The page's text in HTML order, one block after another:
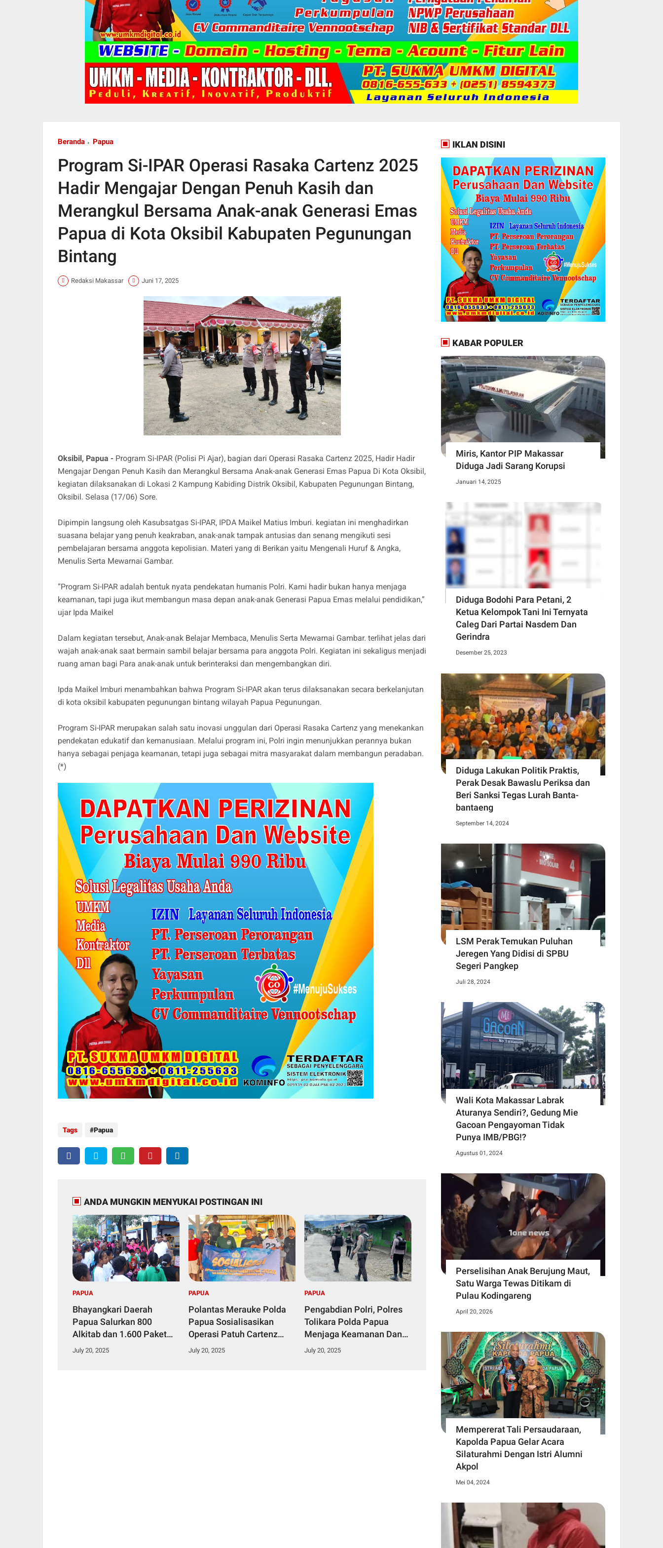
Beranda Papua
Program Si-IPAR Operasi Rasaka Cartenz 2025
Hadir Mengajar Dengan Penuh Kasih dan
Merangkul Bersama Anak-anak Generasi Emas
Papua di Kota Oksibil Kabupaten Pegunungan
Bintang
Redaksi Makassar Juni 17, 2025
Oksibil, Papua - Program Si-IPAR (Polisi Pi Ajar), bagian dari Operasi Rasaka Cartenz 2025, Hadir Hadir
Mengajar Dengan Penuh Kasih dan Merangkul Bersama Anak-anak Generasi Emas Papua Di Kota Oksibil,
kegiatan dilaksanakan di Lokasi 2 Kampung Kabiding Distrik Oksibil, Kabupaten Pegunungan Bintang,
Oksibil. Selasa (17/06) Sore.
Dipimpin langsung oleh Kasubsatgas Si-IPAR, IPDA Maikel Matius Imburi. kegiatan ini menghadirkan
suasana belajar yang penuh keakraban, anak-anak tampak antusias dan senang mengikuti sesi
pembelajaran bersama anggota kepolisian. Materi yang di Berikan yaitu Mengenali Huruf & Angka,
Menulis Serta Mewarnai Gambar.
“Program Si-IPAR adalah bentuk nyata pendekatan humanis Polri. Kami hadir bukan hanya menjaga
keamanan, tapi juga ikut membangun masa depan anak-anak Generasi Papua Emas melalui pendidikan,”
ujar Ipda Maikel
Dalam kegiatan tersebut, Anak-anak Belajar Membaca, Menulis Serta Mewarnai Gambar. terlihat jelas dari
wajah anak-anak saat bermain sambil belajar bersama para anggota Polri. Kegiatan ini sekaligus menjadi
ruang aman bagi Para anak-anak untuk berinteraksi dan mengembangkan diri.
Ipda Maikel Imburi menambahkan bahwa Program Si-IPAR akan terus dilaksanakan secara berkelanjutan
di kota oksibil kabupaten pegunungan bintang wilayah Papua Pegunungan.
Program Si-IPAR merupakan salah satu inovasi unggulan dari Operasi Rasaka Cartenz yang menekankan
pendekatan edukatif dan kemanusiaan. Melalui program ini, Polri ingin menunjukkan perannya bukan
hanya sebagai penjaga keamanan, tetapi juga sebagai mitra masyarakat dalam membangun peradaban.
(*)
Tags Papua
ANDA MUNGKIN MENYUKAI POSTINGAN INI
PAPUA
Bhayangkari Daerah
Papua Salurkan 800
Alkitab dan 1.600 Paket
Makanan Bergizi dalam
July 20, 2025
PAPUA
Polantas Merauke Polda
Papua Sosialisasikan
Operasi Patuh Cartenz
2025, Keselamatan
July 20, 2025
PAPUA
Pengabdian Polri, Polres
Tolikara Polda Papua
Menjaga Keamanan Dan
Kenyamanan Masyarakat
July 20, 2025
IKLAN DISINI
KABAR POPULER
Miris, Kantor PIP Makassar
Diduga Jadi Sarang Korupsi
Januari 14, 2025
Diduga Bodohi Para Petani, 2
Ketua Kelompok Tani Ini Ternyata
Caleg Dari Partai Nasdem Dan
Gerindra
Desember 25, 2023
Diduga Lakukan Politik Praktis,
Perak Desak Bawaslu Periksa dan
Beri Sanksi Tegas Lurah Banta-
bantaeng
September 14, 2024
LSM Perak Temukan Puluhan
Jeregen Yang Didisi di SPBU
Segeri Pangkep
Juli 28, 2024
Wali Kota Makassar Labrak
Aturanya Sendiri?, Gedung Mie
Gacoan Pengayoman Tidak
Punya IMB/PBG!?
Agustus 01, 2024
Perselisihan Anak Berujung Maut,
Satu Warga Tewas Ditikam di
Pulau Kodingareng
April 20, 2026
Mempererat Tali Persaudaraan,
Kapolda Papua Gelar Acara
Silaturahmi Dengan Istri Alumni
Akpol
Mei 04, 2024